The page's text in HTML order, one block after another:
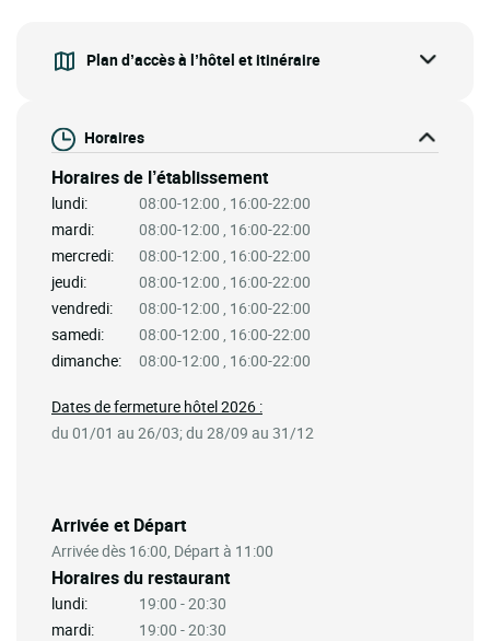
Plan d’accès à l’hôtel et itinéraire
Horaires
Horaires de l’établissement
lundi:
08:00-12:00 , 16:00-22:00
mardi:
08:00-12:00 , 16:00-22:00
mercredi:
08:00-12:00 , 16:00-22:00
jeudi:
08:00-12:00 , 16:00-22:00
vendredi:
08:00-12:00 , 16:00-22:00
samedi:
08:00-12:00 , 16:00-22:00
dimanche:
08:00-12:00 , 16:00-22:00
Arrivée et Départ
Arrivée dès 16:00, Départ à 11:00
Horaires du restaurant
lundi:
19:00 - 20:30
mardi:
19:00 - 20:30
Dates de fermeture hôtel 2026 :
du 01/01 au 26/03; du 28/09 au 31/12